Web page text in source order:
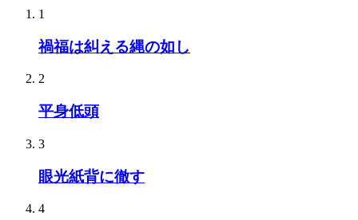
1
禍福は糾える縄の如し
2
平身低頭
3
眼光紙背に徹す
4